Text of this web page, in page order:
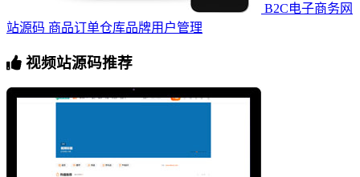
B2C电子商务网
站源码 商品订单仓库品牌用户管理
视频站源码推荐